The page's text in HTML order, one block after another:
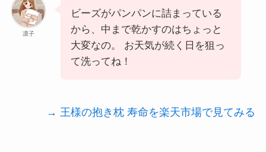
凛子
ビーズがパンパンに詰まっている
から、中まで乾かすのはちょっと
大変なの。 お天気が続く日を狙っ
て洗ってね！
→ 王様の抱き枕 寿命を楽天市場で見てみる